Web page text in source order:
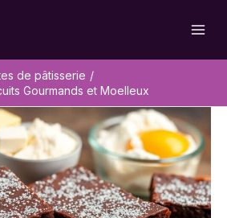
de pâtisserie
Gourmands et Moelleux